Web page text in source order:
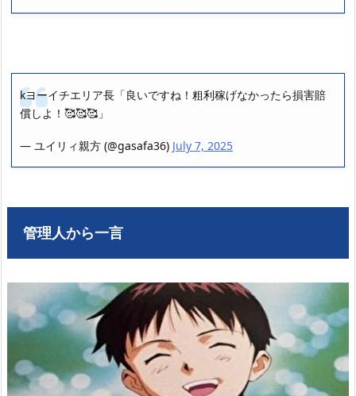
kヨーイチエリア長「良いですね！粗利稼げなかったら損害賠
償しよ！🥰🥰🥰」
— ユイリィ親方 (@gasafa36) July 7, 2025
管理人から一言